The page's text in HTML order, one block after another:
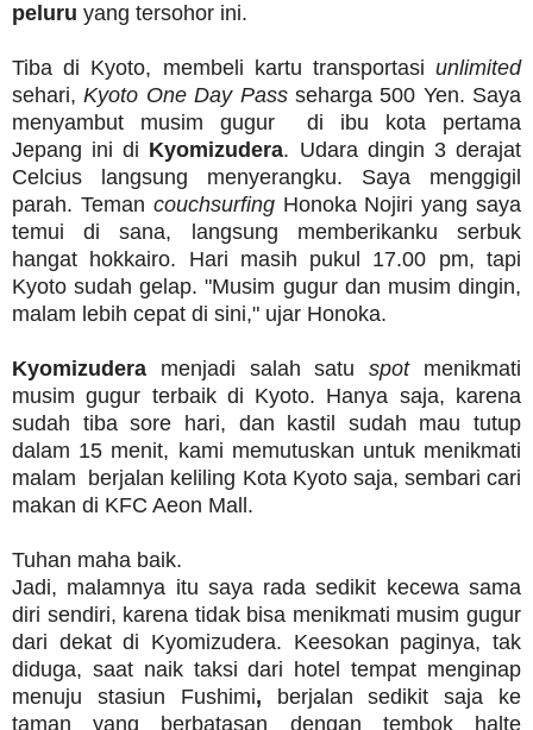
peluru yang tersohor ini.
Tiba di Kyoto, membeli kartu transportasi unlimited
sehari, Kyoto One Day Passseharga 500 Yen. Saya
menyambut musim gugur di ibu kota pertama
Jepang ini di Kyomizudera. Udara dingin 3 derajat
Celcius langsung menyerangku. Saya menggigil
parah. Teman couchsurfingHonoka Nojiri yang saya
temui di sana, langsung memberikanku serbuk
hangat hokkairo. Hari masih pukul 17.00 pm, tapi
Kyoto sudah gelap. "Musim gugur dan musim dingin,
malam lebih cepat di sini," ujar Honoka.
Kyomizudera menjadi salah satuspotmenikmati
musim gugur terbaik di Kyoto. Hanya saja, karena
sudah tiba sore hari, dan kastil sudah mau tutup
dalam 15 menit, kami memutuskan untuk menikmati
malam berjalan keliling Kota Kyoto saja, sembari cari
makan di KFC Aeon Mall.
Tuhan maha baik.
Jadi, malamnya itu saya rada sedikit kecewa sama
diri sendiri, karena tidak bisa menikmati musim gugur
dari dekat di Kyomizudera. Keesokan paginya, tak
diduga, saat naik taksi dari hotel tempat menginap
menuju stasiun Fushimi, berjalan sedikit saja ke
taman yang berbatasan dengan tembok halte